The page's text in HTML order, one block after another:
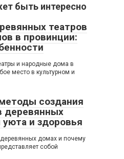
быть интересно
театров
в провинции:
и народные дома в
место в культурном и
создания
деревянных
и здоровья
домах и почему
собой